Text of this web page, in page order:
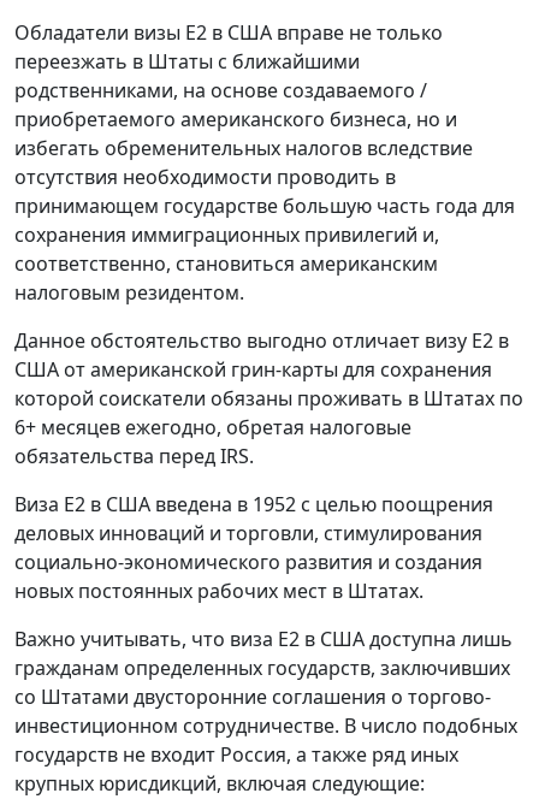
Обладатели визы E2 в США вправе не только
переезжать в Штаты с ближайшими
родственниками, на основе создаваемого /
приобретаемого американского бизнеса, но и
избегать обременительных налогов вследствие
отсутствия необходимости проводить в
принимающем государстве большую часть года для
сохранения иммиграционных привилегий и,
соответственно, становиться американским
налоговым резидентом.
Данное обстоятельство выгодно отличает визу E2 в
США от американской грин-карты для сохранения
которой соискатели обязаны проживать в Штатах по
6+ месяцев ежегодно, обретая налоговые
обязательства перед IRS.
Виза E2 в США введена в 1952 с целью поощрения
деловых инноваций и торговли, стимулирования
социально-экономического развития и создания
новых постоянных рабочих мест в Штатах.
Важно учитывать, что виза E2 в США доступна лишь
гражданам определенных государств, заключивших
со Штатами двусторонние соглашения о торгово-
инвестиционном сотрудничестве. В число подобных
государств не входит Россия, а также ряд иных
крупных юрисдикций, включая следующие: